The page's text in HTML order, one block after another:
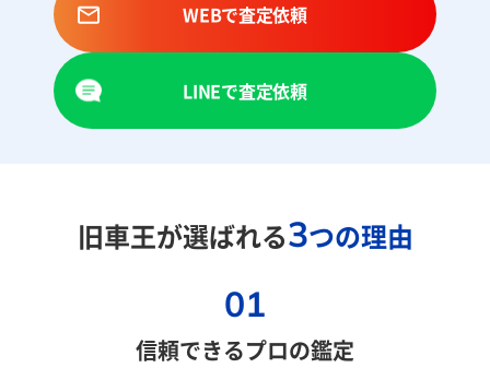
WEBで査定依頼
LINEで査定依頼
旧車王が選ばれる3つの理由
01
信頼できるプロの鑑定